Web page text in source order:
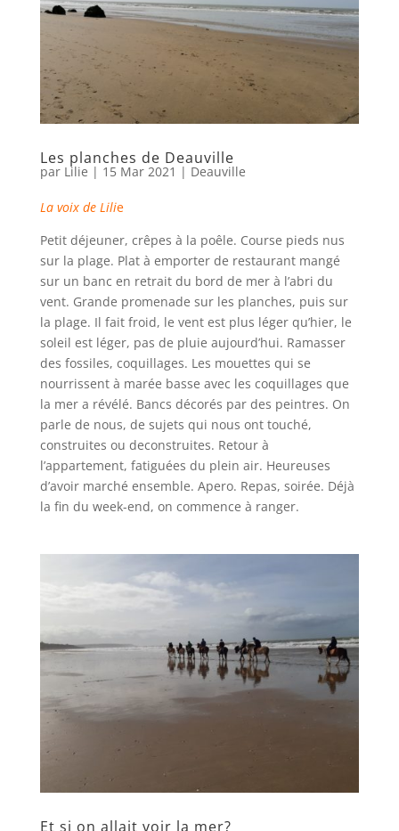
Les planches de Deauville
par Lilie | 15 Mar 2021 | Deauville
La voix de Lilie
Petit déjeuner, crêpes à la poêle. Course pieds nus
sur la plage. Plat à emporter de restaurant mangé
sur un banc en retrait du bord de mer à l’abri du
vent. Grande promenade sur les planches, puis sur
la plage. Il fait froid, le vent est plus léger qu’hier, le
soleil est léger, pas de pluie aujourd’hui. Ramasser
des fossiles, coquillages. Les mouettes qui se
nourrissent à marée basse avec les coquillages que
la mer a révélé. Bancs décorés par des peintres. On
parle de nous, de sujets qui nous ont touché,
construites ou deconstruites. Retour à
l’appartement, fatiguées du plein air. Heureuses
d’avoir marché ensemble. Apero. Repas, soirée. Déjà
la fin du week-end, on commence à ranger.
Et si on allait voir la mer?